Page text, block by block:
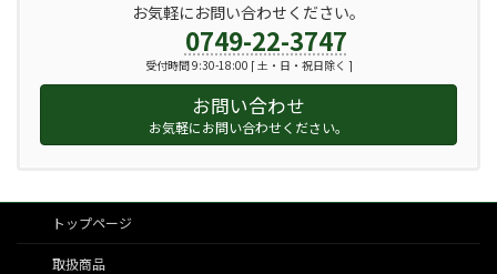
お気軽にお問い合わせください。
0749-22-3747
受付時間 9:30-18:00 [ 土・日・祝日除く ]
お問い合わせ
お気軽にお問い合わせください。
トップページ
取扱商品